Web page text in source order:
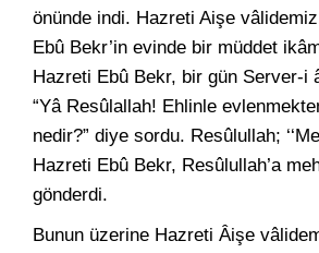
önünde indi. Hazreti Aişe
Ebû Bekr’in evinde bir müddet
Hazreti Ebû Bekr, bir gün Server-i
“Yâ Resûlallah! Ehlinle
nedir?” diye sordu. Resûlullah;
Hazreti Ebû Bekr, Resûlullah’a
gönderdi.
Bunun üzerine Hazreti Âişe